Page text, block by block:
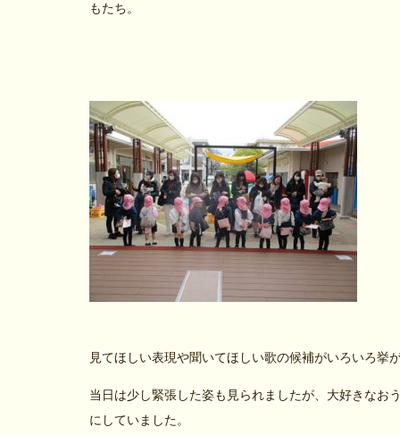
もたち。
見てほしい表現や聞いてほしい歌の候補がいろいろ挙
当日は少し緊張した姿も見られましたが、大好きなお
にしていました。